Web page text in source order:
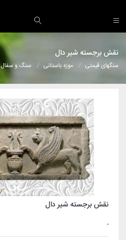
نقش برجسته شیر دال
سنگهای قیمتی موزه باستانی سنگ و سفال
نقش برجسته شیر دال
.